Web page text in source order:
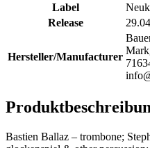
Label
Release
Hersteller/Manufacturer
Bastien Ballaz – trombone;